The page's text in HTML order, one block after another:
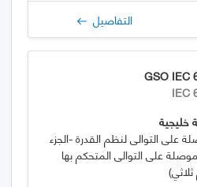
التفاصيل
GSO IEC
IEC
خليجية
على التوالى لنظم القدرة -الجزء
على التوالى المتحكم بها